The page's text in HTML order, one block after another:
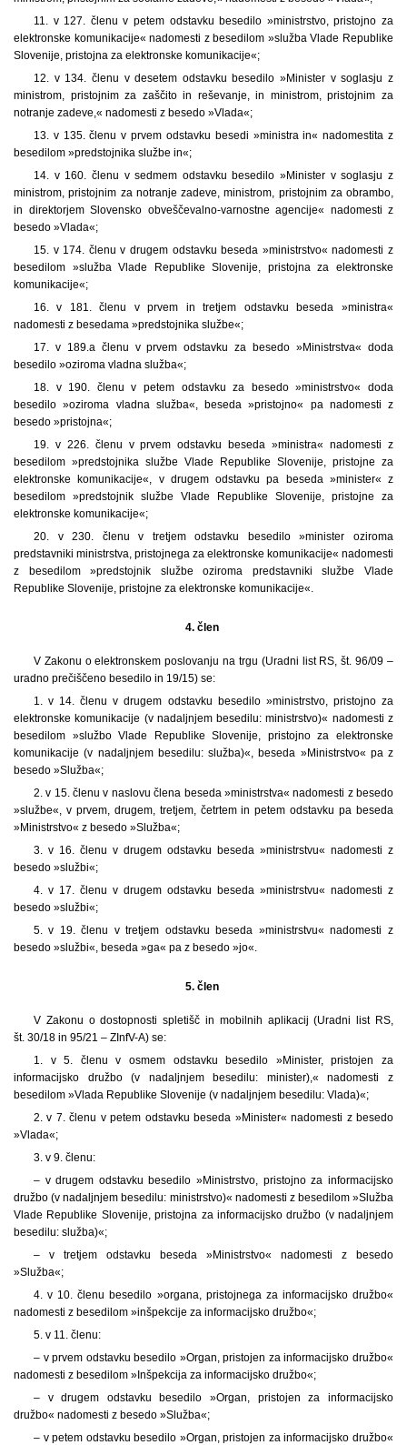
11. v 127. členu v petem odstavku besedilo »ministrstvo, pristojno za
elektronske komunikacije« nadomesti z besedilom »služba Vlade Republike
Slovenije, pristojna za elektronske komunikacije«;
12. v 134. členu v desetem odstavku besedilo »Minister v soglasju z
ministrom, pristojnim za zaščito in reševanje, in ministrom, pristojnim za
notranje zadeve,« nadomesti z besedo »Vlada«;
13. v 135. členu v prvem odstavku besedi »ministra in« nadomestita z
besedilom »predstojnika službe in«;
14. v 160. členu v sedmem odstavku besedilo »Minister v soglasju z
ministrom, pristojnim za notranje zadeve, ministrom, pristojnim za obrambo,
in direktorjem Slovensko obveščevalno-varnostne agencije« nadomesti z
besedo »Vlada«;
15. v 174. členu v drugem odstavku beseda »ministrstvo« nadomesti z
besedilom »služba Vlade Republike Slovenije, pristojna za elektronske
komunikacije«;
16. v 181. členu v prvem in tretjem odstavku beseda »ministra«
nadomesti z besedama »predstojnika službe«;
17. v 189.a členu v prvem odstavku za besedo »Ministrstva« doda
besedilo »oziroma vladna služba«;
18. v 190. členu v petem odstavku za besedo »ministrstvo« doda
besedilo »oziroma vladna služba«, beseda »pristojno« pa nadomesti z
besedo »pristojna«;
19. v 226. členu v prvem odstavku beseda »ministra« nadomesti z
besedilom »predstojnika službe Vlade Republike Slovenije, pristojne za
elektronske komunikacije«, v drugem odstavku pa beseda »minister« z
besedilom »predstojnik službe Vlade Republike Slovenije, pristojne za
elektronske komunikacije«;
20. v 230. členu v tretjem odstavku besedilo »minister oziroma
predstavniki ministrstva, pristojnega za elektronske komunikacije« nadomesti
z besedilom »predstojnik službe oziroma predstavniki službe Vlade
Republike Slovenije, pristojne za elektronske komunikacije«.
4. člen
V Zakonu o elektronskem poslovanju na trgu (Uradni list RS, št. 96/09 –
uradno prečiščeno besedilo in 19/15) se:
1. v 14. členu v drugem odstavku besedilo »ministrstvo, pristojno za
elektronske komunikacije (v nadaljnjem besedilu: ministrstvo)« nadomesti z
besedilom »službo Vlade Republike Slovenije, pristojno za elektronske
komunikacije (v nadaljnjem besedilu: služba)«, beseda »Ministrstvo« pa z
besedo »Služba«;
2. v 15. členu v naslovu člena beseda »ministrstva« nadomesti z besedo
»službe«, v prvem, drugem, tretjem, četrtem in petem odstavku pa beseda
»Ministrstvo« z besedo »Služba«;
3. v 16. členu v drugem odstavku beseda »ministrstvu« nadomesti z
besedo »službi«;
4. v 17. členu v drugem odstavku beseda »ministrstvu« nadomesti z
besedo »službi«;
5. v 19. členu v tretjem odstavku beseda »ministrstvu« nadomesti z
besedo »službi«, beseda »ga« pa z besedo »jo«.
5. člen
V Zakonu o dostopnosti spletišč in mobilnih aplikacij (Uradni list RS,
št. 30/18 in 95/21 – ZInfV-A) se:
1. v 5. členu v osmem odstavku besedilo »Minister, pristojen za
informacijsko družbo (v nadaljnjem besedilu: minister),« nadomesti z
besedilom »Vlada Republike Slovenije (v nadaljnjem besedilu: Vlada)«;
2. v 7. členu v petem odstavku beseda »Minister« nadomesti z besedo
»Vlada«;
3. v 9. členu:
– v drugem odstavku besedilo »Ministrstvo, pristojno za informacijsko
družbo (v nadaljnjem besedilu: ministrstvo)« nadomesti z besedilom »Služba
Vlade Republike Slovenije, pristojna za informacijsko družbo (v nadaljnjem
besedilu: služba)«;
– v tretjem odstavku beseda »Ministrstvo« nadomesti z besedo
»Služba«;
4. v 10. členu besedilo »organa, pristojnega za informacijsko družbo«
nadomesti z besedilom »inšpekcije za informacijsko družbo«;
5. v 11. členu:
– v prvem odstavku besedilo »Organ, pristojen za informacijsko družbo«
nadomesti z besedilom »Inšpekcija za informacijsko družbo«;
– v drugem odstavku besedilo »Organ, pristojen za informacijsko
družbo« nadomesti z besedo »Služba«;
– v petem odstavku besedilo »Organ, pristojen za informacijsko družbo«